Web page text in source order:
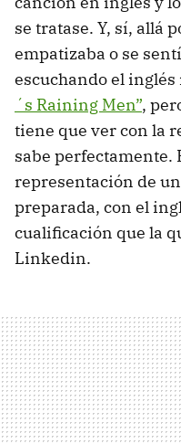
se tratase. Y, sí, allá
empatizaba o se
escuchando el
´s Raining Men”,
tiene que ver con la
sabe perfectamente.
representación de
preparada, con el
cualificación que la
Linkedin.